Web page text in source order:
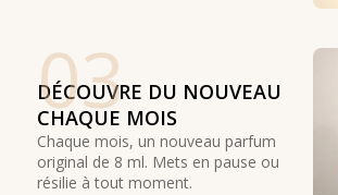
03
DÉCOUVRE DU NOUVEAU
CHAQUE MOIS
Chaque mois, un nouveau parfum
original de 8 ml. Mets en pause ou
résilie à tout moment.